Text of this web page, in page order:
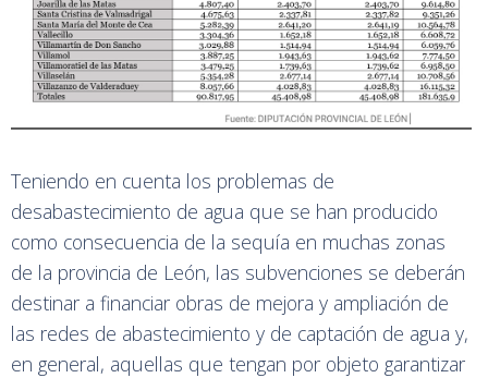
Teniendo en cuenta los problemas de
desabastecimiento de agua que se han producido
como consecuencia de la sequía en muchas zonas
de la provincia de León, las subvenciones se deberán
destinar a financiar obras de mejora y ampliación de
las redes de abastecimiento y de captación de agua y,
en general, aquellas que tengan por objeto garantizar